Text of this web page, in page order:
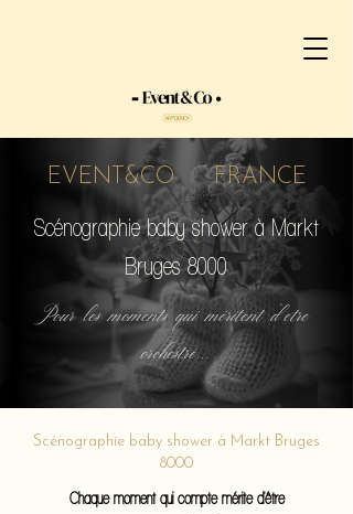
EVENT&CO FRANCE
Scénographie baby shower à Markt
Bruges 8000
Pour les moments qui méritent d'etre
orchestré...
Scénographie baby shower à Markt Bruges
8000
Chaque moment qui compte mérite d'être